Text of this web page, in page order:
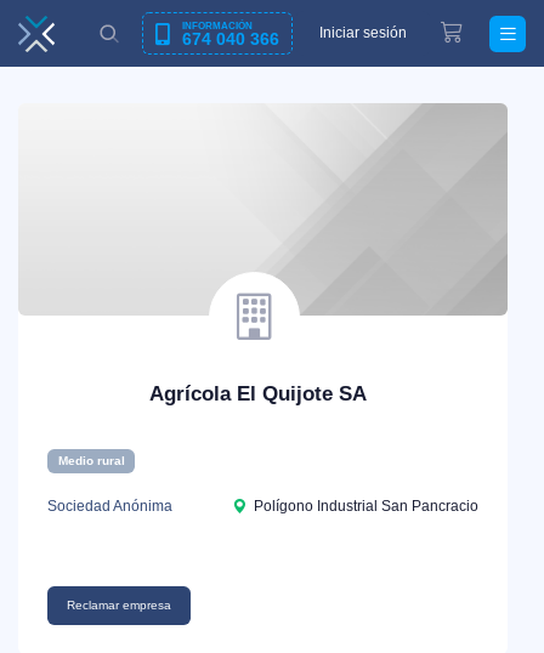
INFORMACIÓN
674 040 366 Iniciar sesión
Agrícola El Quijote SA
Medio rural
Sociedad Anónima Polígono Industrial San Pancracio
Reclamar empresa